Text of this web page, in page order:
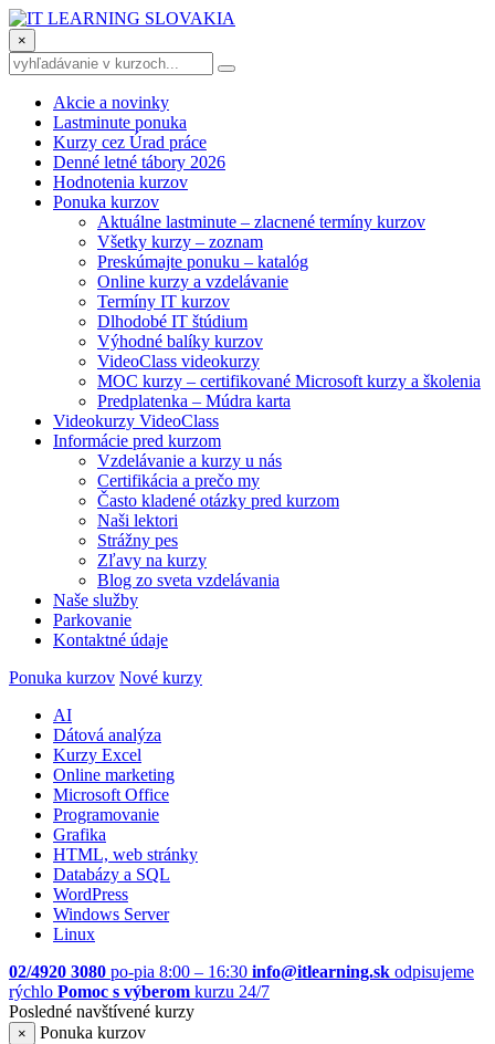
×
Akcie a novinky
Lastminute ponuka
Kurzy cez Úrad práce
Denné letné tábory 2026
Hodnotenia kurzov
Ponuka kurzov
Aktuálne lastminute – zlacnené termíny kurzov
Všetky kurzy – zoznam
Preskúmajte ponuku – katalóg
Online kurzy a vzdelávanie
Termíny IT kurzov
Dlhodobé IT štúdium
Výhodné balíky kurzov
VideoClass videokurzy
MOC kurzy – certifikované Microsoft kurzy a školenia
Predplatenka – Múdra karta
Videokurzy VideoClass
Informácie pred kurzom
Vzdelávanie a kurzy u nás
Certifikácia a prečo my
Často kladené otázky pred kurzom
Naši lektori
Strážny pes
Zľavy na kurzy
Blog zo sveta vzdelávania
Naše služby
Parkovanie
Kontaktné údaje
Ponuka kurzov Nové kurzy
AI
Dátová analýza
Kurzy Excel
Online marketing
Microsoft Office
Programovanie
Grafika
HTML, web stránky
Databázy a SQL
WordPress
Windows Server
Linux
02/4920 3080 po-pia 8:00 – 16:30 info@itlearning.sk odpisujeme
rýchlo Pomoc s výberom kurzu 24/7
Posledné navštívené kurzy
×
Ponuka kurzov